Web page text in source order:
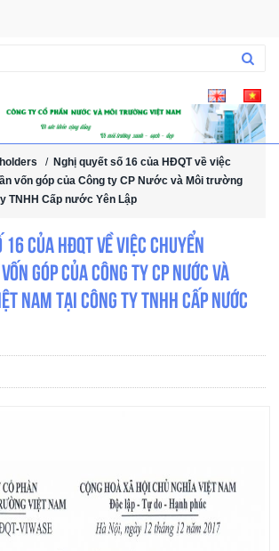
/ Nghị quyết số 16 của HĐQT về việc
vốn góp của Công ty CP Nước và Môi trường
TNHH Cấp nước Yên Lập
của HĐQT về việc chuyển
góp của Công ty CP Nước và
Nam tại Công ty TNHH Cấp nước